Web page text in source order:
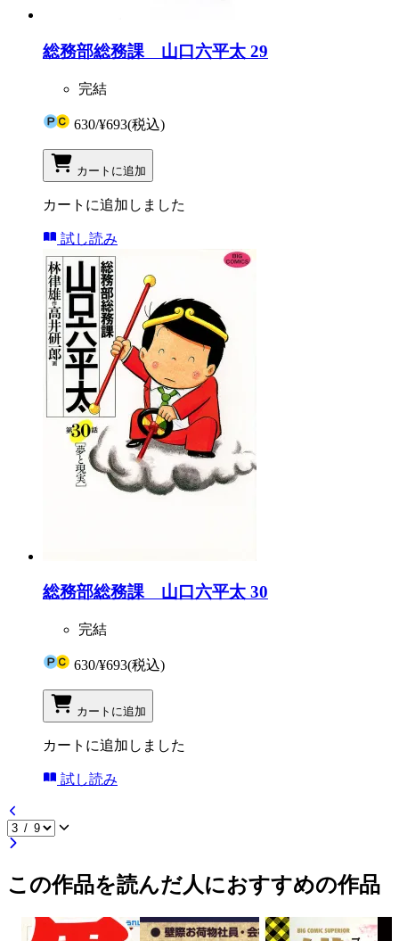
総務部総務課 山口六平太 29
完結
630/¥693(税込)
カートに追加
カートに追加しました
試し読み
総務部総務課 山口六平太 30
完結
630/¥693(税込)
カートに追加
カートに追加しました
試し読み
この作品を読んだ人におすすめの作品